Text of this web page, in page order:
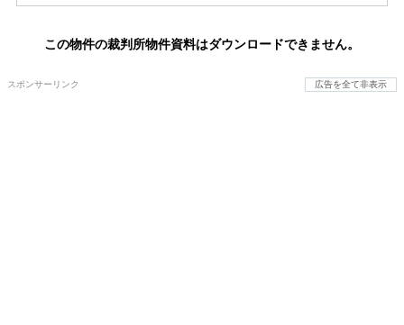
この物件の裁判所物件資料はダウンロードできません。
スポンサーリンク 広告を全て非表示